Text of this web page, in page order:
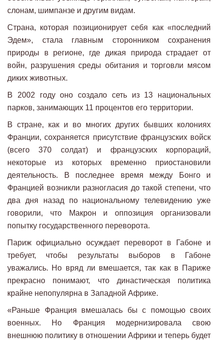
слонам, шимпанзе и другим видам.
Страна, которая позиционирует себя как «последний
Эдем», стала главным сторонником сохранения
природы в регионе, где дикая природа страдает от
войн, разрушения среды обитания и торговли мясом
диких животных.
В 2002 году оно создало сеть из 13 национальных
парков, занимающих 11 процентов его территории.
В стране, как и во многих других бывших колониях
Франции, сохраняется присутствие французских войск
(всего 370 солдат) и французских корпораций,
некоторые из которых временно приостановили
деятельность. В последнее время между Бонго и
Францией возникли разногласия до такой степени, что
два дня назад по национальному телевидению уже
говорили, что Макрон и оппозиция организовали
попытку государственного переворота.
Париж официально осуждает переворот в Габоне и
требует, чтобы результаты выборов в Габоне
уважались. Но вряд ли вмешается, так как в Париже
прекрасно понимают, что династическая политика
крайне непопулярна в Западной Африке.
«Раньше Франция вмешалась бы с помощью своих
военных. Но Франция модернизировала свою
внешнюю политику в отношении Африки и теперь будет